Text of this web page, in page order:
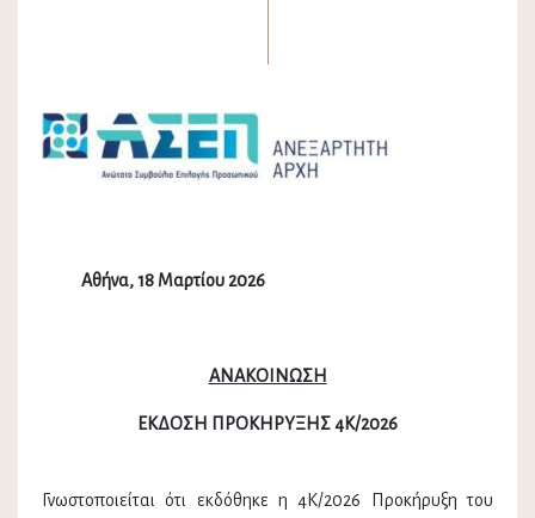
Αθήνα, 18 Μαρτίου 2026
ΑΝΑΚΟΙΝΩΣΗ
ΕΚΔΟΣΗ ΠΡΟΚΗΡΥΞΗΣ 4Κ/2026
Γνωστοποιείται ότι εκδόθηκε η 4Κ/2026 Προκήρυξη του